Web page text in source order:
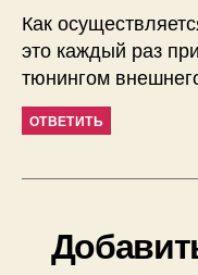
Как
это каждый раз
тюнингом
ОТВЕТИТЬ